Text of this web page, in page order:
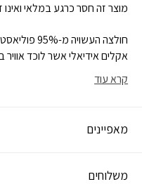
מוצר זה חסר כרגע במלאי ואינו
חולצה
אקלים אידיאלי אשר לוכד
יורדות.
קרא עוד
מאפיינים
משלוחים